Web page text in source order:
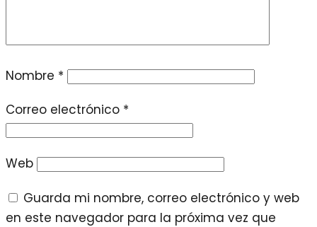
Nombre *
Correo electrónico *
Web
Guarda mi nombre, correo electrónico y web
en este navegador para la próxima vez que